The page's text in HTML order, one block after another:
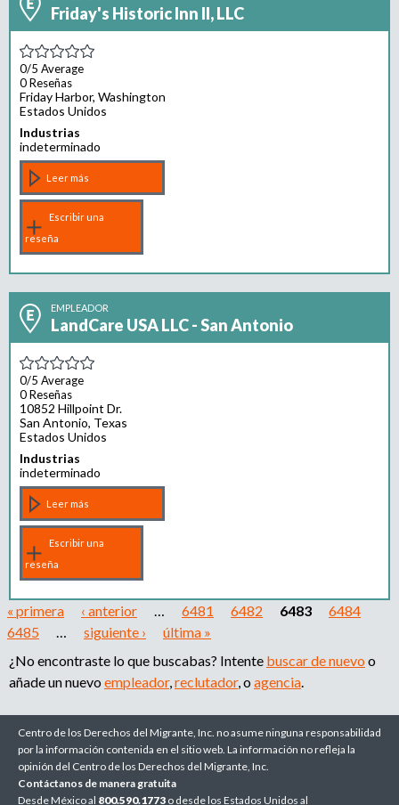
Friday's Historic Inn II, LLC
0/5 Average
0 Reseñas
Friday Harbor, Washington
Estados Unidos
Industrias
indeterminado
Leer más
Escribir una
reseña
EMPLEADOR
LandCare USA LLC - San Antonio
0/5 Average
0 Reseñas
10852 Hillpoint Dr.
San Antonio, Texas
Estados Unidos
Industrias
indeterminado
Leer más
Escribir una
reseña
« primera ‹ anterior … 6481 6482 6483
6484
6485
… siguiente ›
última »
¿No encontraste lo que buscabas? Intente buscar de nuevo o
añade un nuevo empleador,reclutador, o agencia.
Centro de los Derechos del Migrante, Inc. no asume ninguna responsabilidad
por la información contenida en el sitio web. La información no refleja la
opinión del Centro de los Derechos del Migrante, Inc.
Contáctanos de manera gratuita
Desde México al 800.590.1773 o desde los Estados Unidos al